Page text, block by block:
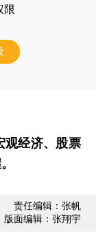
限
观经济、股票
责任编辑：张帆
版面编辑：张翔宇